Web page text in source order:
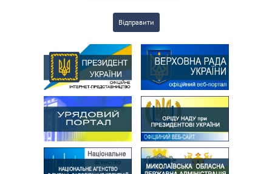
Відправити